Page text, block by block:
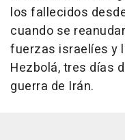
los fallecidos
cuando se
fuerzas israelíes y
Hezbolá, tres días
guerra de Irán.